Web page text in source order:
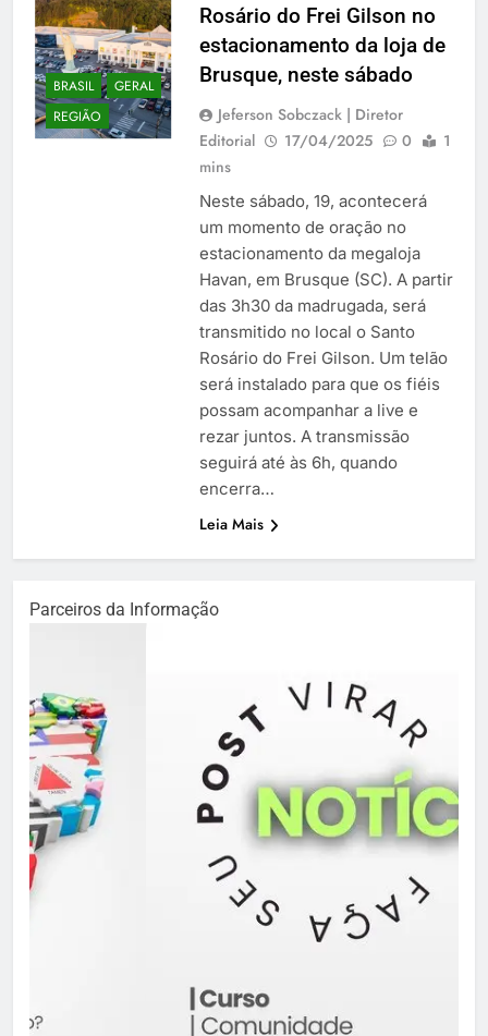
BRASIL
GERAL
REGIÃO
Rosário do Frei Gilson no
estacionamento da loja de
Brusque, neste sábado
Jeferson Sobczack | Diretor
Editorial
17/04/2025 0
1
mins
Neste sábado, 19, acontecerá
um momento de oração no
estacionamento da megaloja
Havan, em Brusque (SC). A partir
das 3h30 da madrugada, será
transmitido no local o Santo
Rosário do Frei Gilson. Um telão
será instalado para que os fiéis
possam acompanhar a live e
rezar juntos. A transmissão
seguirá até às 6h, quando
encerra…
Leia Mais
Parceiros da Informação